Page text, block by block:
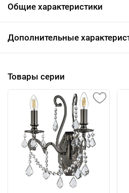
Общие характеристики
Дополнительные
Товары серии